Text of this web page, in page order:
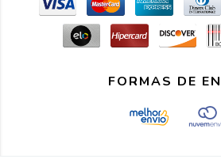
FORMAS DE